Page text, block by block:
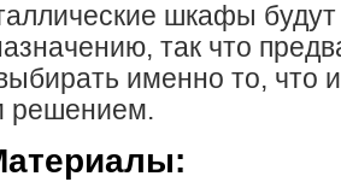
шкафы будут
так что
именно то, что
решением.